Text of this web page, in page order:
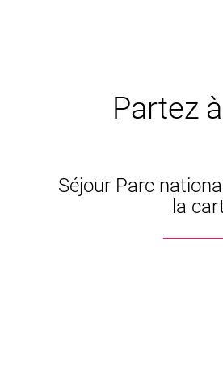
Partez
Séjour Parc
la